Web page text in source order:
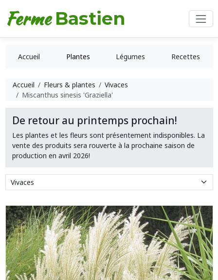
Ferme Bastien
Accueil Plantes Légumes Recettes
Accueil Fleurs & plantes
Vivaces
Miscanthus sinesis 'Graziella'
De retour au printemps prochain!
Les plantes et les fleurs sont présentement indisponibles. La
vente des produits sera rouverte à la prochaine saison de
production en avril 2026!